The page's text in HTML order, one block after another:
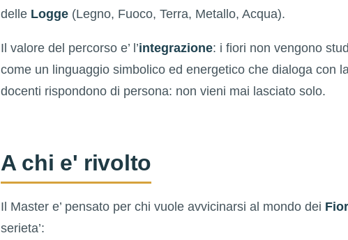
delle Logge (Legno, Fuoco, Terra, Metallo, Acqua).
Il valore del percorso e’ l’integrazione: i fiori non vengono
come un linguaggio simbolico ed energetico che dialoga con
docenti rispondono di persona: non vieni mai lasciato solo.
A chi e' rivolto
Il Master e’ pensato per chi vuole avvicinarsi al mondo dei
serieta’: